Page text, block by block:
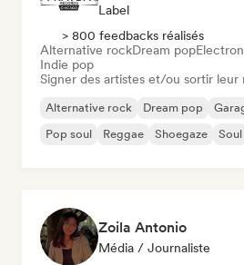
Label
> 800 feedbacks réalisés
Alternative rockDream pop
Indie pop
Signer des artistes et/ou sortir leur
Alternative rock Dream pop
Pop soul
Reggae Shoegaze Soul
Zoila Antonio
Média / Journaliste